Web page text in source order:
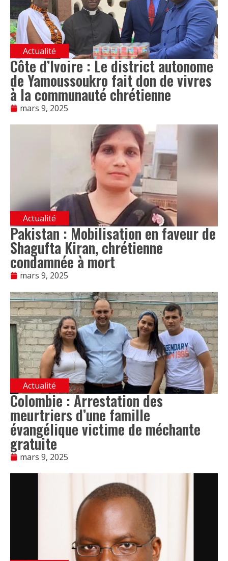
Actualité
Côte d’Ivoire : Le district autonome
de Yamoussoukro fait don de vivres
à la communauté chrétienne
mars 9, 2025
Actualité
Pakistan : Mobilisation en faveur de
Shagufta Kiran, chrétienne
condamnée à mort
mars 9, 2025
Actualité
Colombie : Arrestation des
meurtriers d’une famille
évangélique victime de méchante
gratuite
mars 9, 2025